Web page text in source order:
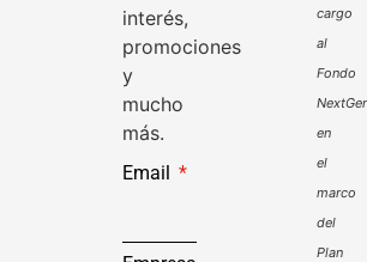
interés,
promociones
y
mucho
más.
Email
cargo
al
Fondo
en
el
marco
del
Plan